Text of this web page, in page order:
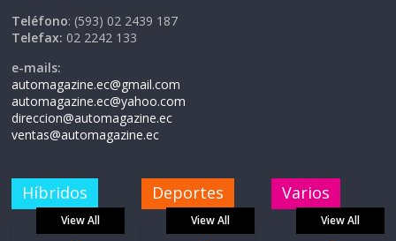
Teléfono: (593) 02 2439 187
Telefax: 02 2242 133
e-mails:
automagazine.ec@gmail.com
automagazine.ec@yahoo.com
direccion@automagazine.ec
ventas@automagazine.ec
Híbridos
View All
Deportes
View All
Varios
View All